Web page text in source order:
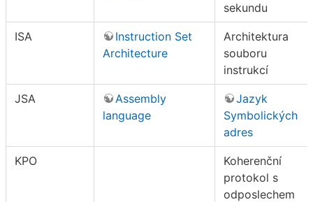
sekundu
ISA
Instruction Set
Architecture
Architektura
souboru
instrukcí
JSA
Assembly
language
Jazyk
Symbolických
adres
KPO
Koherenční
protokol s
odposlechem